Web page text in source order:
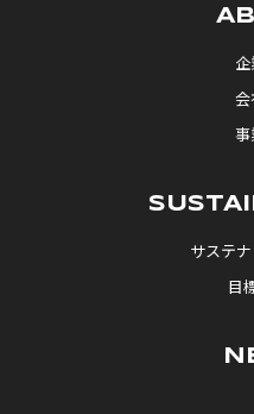
会
サステ
目